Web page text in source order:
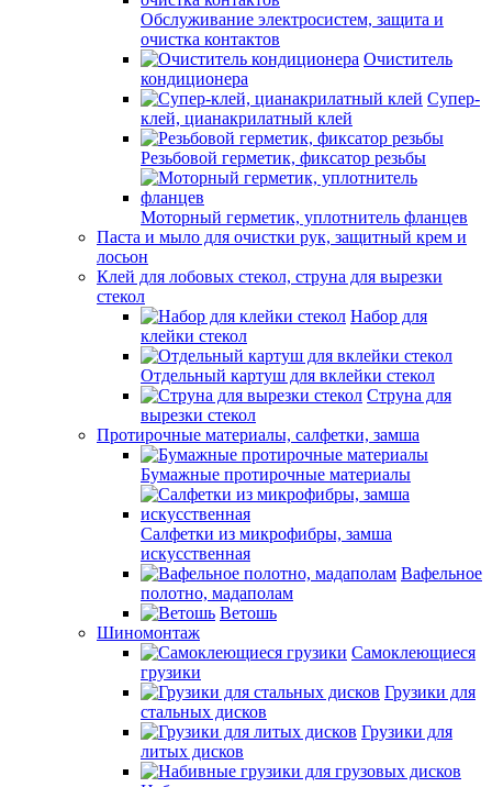
Обслуживание электросистем, защита и
очистка контактов
Очиститель
кондиционера
Супер-
клей, цианакрилатный клей
Резьбовой герметик, фиксатор резьбы
Моторный герметик, уплотнитель фланцев
Паста и мыло для очистки рук, защитный крем и
лосьон
Клей для лобовых стекол, струна для вырезки
стекол
Набор для
клейки стекол
Отдельный картуш для вклейки стекол
Струна для
вырезки стекол
Протирочные материалы, салфетки, замша
Бумажные протирочные материалы
Салфетки из микрофибры, замша
искусственная
Вафельное
полотно, мадаполам
Ветошь
Шиномонтаж
Самоклеющиеся
грузики
Грузики для
стальных дисков
Грузики для
литых дисков